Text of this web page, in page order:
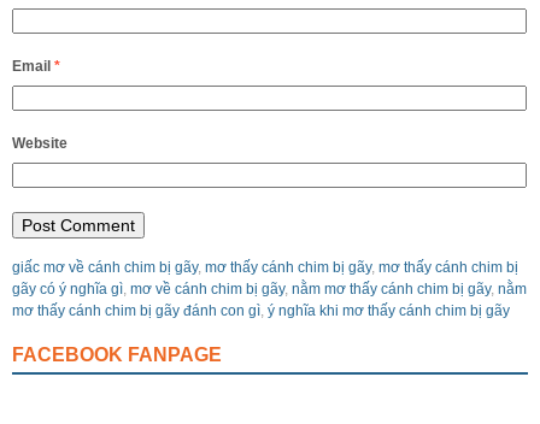
Email *
Website
giấc mơ về cánh chim bị gãy, mơ thấy cánh chim bị gãy, mơ thấy cánh chim bị
gãy có ý nghĩa gì, mơ về cánh chim bị gãy, nằm mơ thấy cánh chim bị gãy, nằm
mơ thấy cánh chim bị gãy đánh con gì, ý nghĩa khi mơ thấy cánh chim bị gãy
FACEBOOK FANPAGE